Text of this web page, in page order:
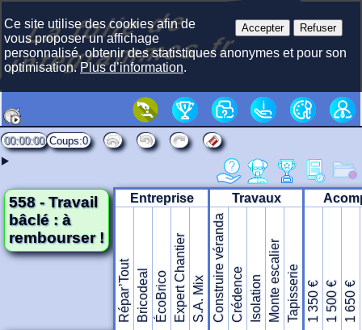
La f
olie
de
i
nte
gra
m
mes.fr
558 - Travail
bâclé : à
rembourser !
Entreprise Travaux
Répar’ToutBricodealÉcoBricoExpert ChantierS.A. MixConstruire vérandaCrédenceIsolationMonte escalierTapisserie1 350 €1 500 €1 650 €
00:00:00 0
Accepter Refuser
Ce site utilise des cookies afin de
vous proposer un affichage
personnalisé, obtenir des statistiques anonymes et pour son
optimisation.Plus d’information.